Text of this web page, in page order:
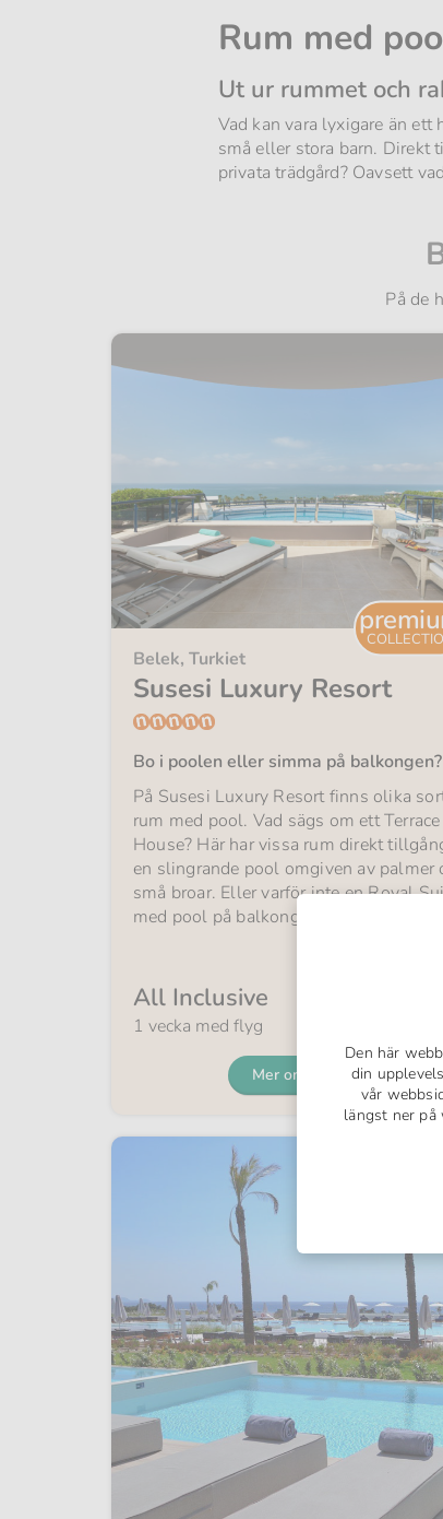
Rum med
Ut ur rummet och
Vad kan vara lyxigare än
små eller stora barn.
privata trädgård? Oavsett
På de
Belek, Turkiet
Susesi Luxury Resort
Bo i poolen eller simma på balkongen?
På Susesi Luxury Resort finns olika
rum med pool. Vad sägs om ett Terrace
House? Här har vissa rum direkt
en slingrande pool omgiven av palmer
små broar. Eller varför inte en Royal
med pool på balkongen?
All Inclusive
1 vecka med flyg
Mer om hotellet
Den här
din
vår
längst ner på